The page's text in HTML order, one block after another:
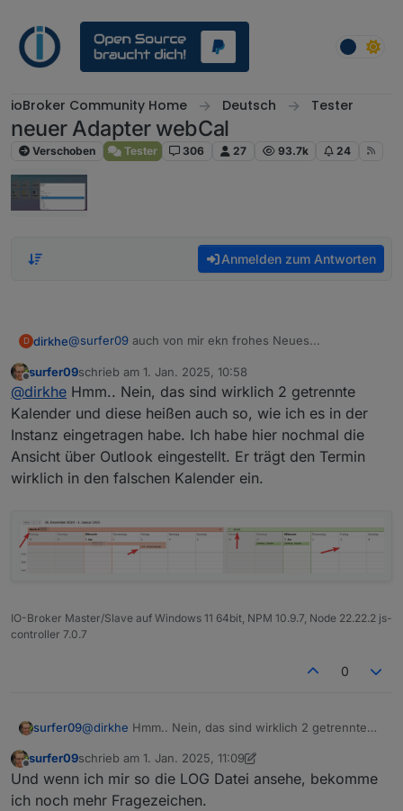
ioBroker Community Home Deutsch Tester
neuer Adapter webCal
Verschoben Tester 306 27 93.7k 24
Anmelden zum Antworten
D dirkhe@surfer09 auch von mir ekn frohes Neues...
Was mich wundert, ist dass du ja das json aus data hier
zeigst. Das sind die Daten, die vom Server empfangen
werden. Also in iobroker hat er von deinem server die
Daten auch richtig empfangen, daher gehe ich mal
davon aus, dass er die auch korrekt gesendet hat. Hat
deine kalenderansicht vlt eine gemergete Ansicht?
Offline
surfer09schrieb am 1. Jan. 2025, 10:58
zuletzt editiert von
@dirkhe Hmm.. Nein, das sind wirklich 2 getrennte
Kalender und diese heißen auch so, wie ich es in der
Instanz eingetragen habe. Ich habe hier nochmal die
Ansicht über Outlook eingestellt. Er trägt den Termin
wirklich in den falschen Kalender ein.
IO-Broker Master/Slave auf Windows 11 64bit, NPM 10.9.7, Node 22.22.2 js-
controller 7.0.7
0
surfer09@dirkhe Hmm.. Nein, das sind wirklich 2 getrennte
Instanz eingetragen habe. Ich habe hier nochmal die
Ansicht über Outlook eingestellt. Er trägt den Termin
wirklich in den falschen Kalender ein.
Offline
surfer09schrieb am 1. Jan. 2025, 11:09
zuletzt editiert von surfer091. Jan. 2025, 12:13
Und wenn ich mir so die LOG Datei ansehe, bekomme
ich noch mehr Fragezeichen.